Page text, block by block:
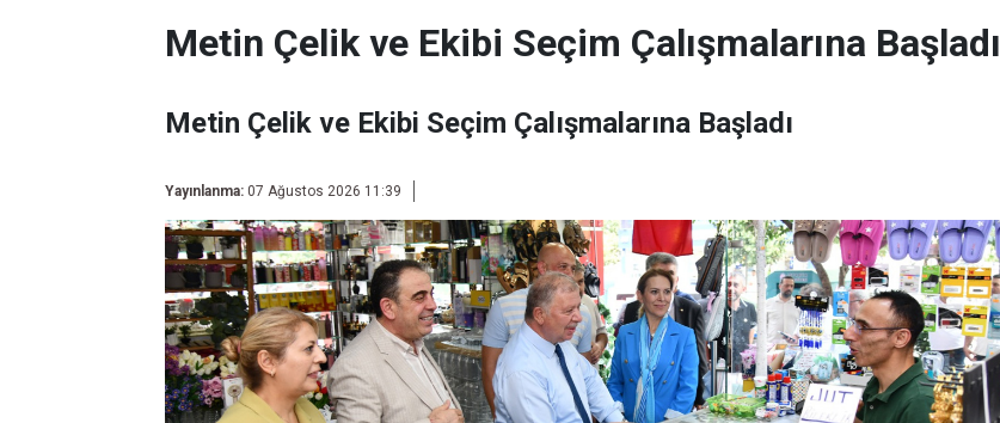
Metin Çelik ve Ekibi Seçim Çalışmalarına Başladı
Metin Çelik ve Ekibi Seçim Çalışmalarına Başladı
Yayınlanma: 07 Ağustos 2026 11:39